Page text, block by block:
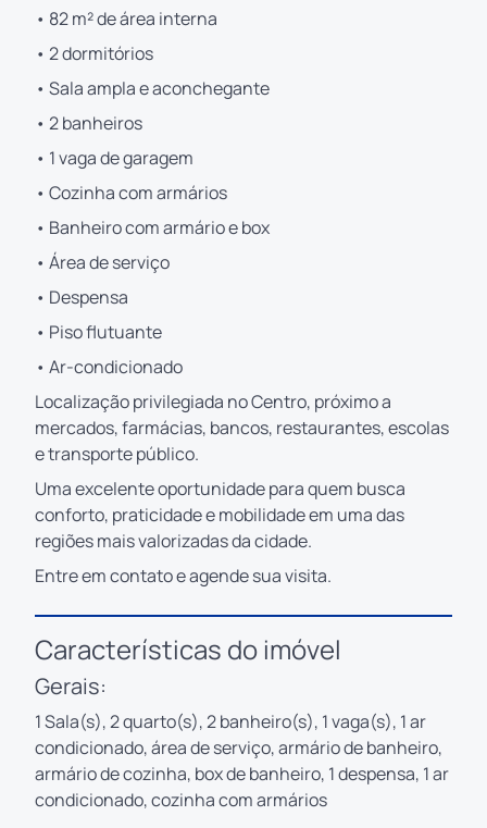
• 82 m² de área interna
• 2 dormitórios
• Sala ampla e aconchegante
• 2 banheiros
• 1 vaga de garagem
• Cozinha com armários
• Banheiro com armário e box
• Área de serviço
• Despensa
• Piso flutuante
• Ar-condicionado
Localização privilegiada no Centro, próximo a
mercados, farmácias, bancos, restaurantes, escolas
e transporte público.
Uma excelente oportunidade para quem busca
conforto, praticidade e mobilidade em uma das
regiões mais valorizadas da cidade.
Entre em contato e agende sua visita.
Características do imóvel
Gerais:
1 Sala(s), 2 quarto(s), 2 banheiro(s), 1 vaga(s), 1 ar
condicionado, área de serviço, armário de banheiro,
armário de cozinha, box de banheiro, 1 despensa, 1 ar
condicionado, cozinha com armários